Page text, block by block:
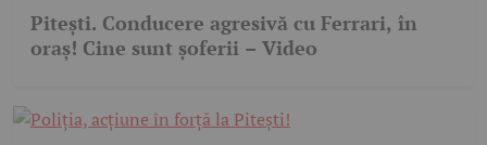
Pitești. Conducere agresivă cu Ferrari, în
oraș! Cine sunt șoferii – Video